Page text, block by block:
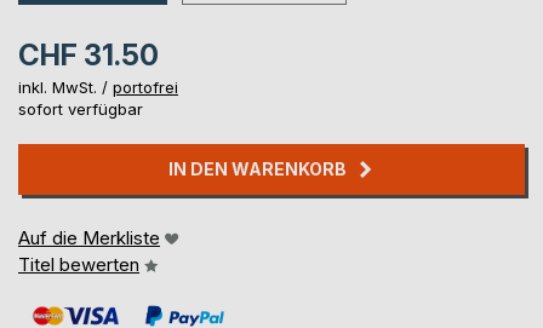
CHF 31.50
inkl. MwSt. / portofrei
sofort verfügbar
IN DEN WARENKORB
Auf die Merkliste
Titel bewerten